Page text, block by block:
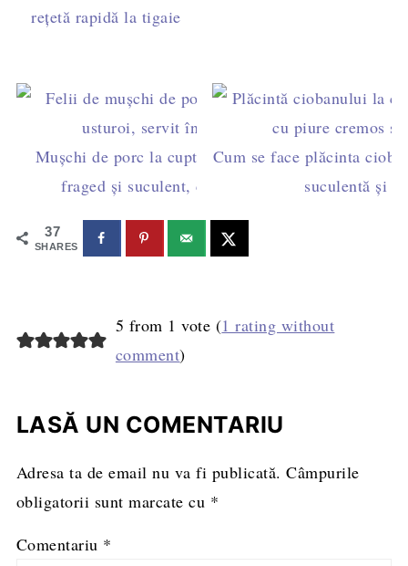
rețetă rapidă la tigaie
Mușchi de porc la cuptor împănat cu usturoi –
fraged și suculent, cu sos roșu din tavă
Cum se face plăcinta
suculentă și
37
SHARES
5 from 1 vote (1 rating without
comment)
LASĂ UN COMENTARIU
Adresa ta de email nu va fi publicată. Câmpurile
obligatorii sunt marcate cu *
Comentariu *